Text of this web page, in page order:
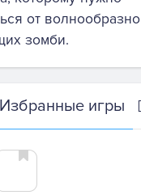
от волнообразно
зомби.
Избранные игры